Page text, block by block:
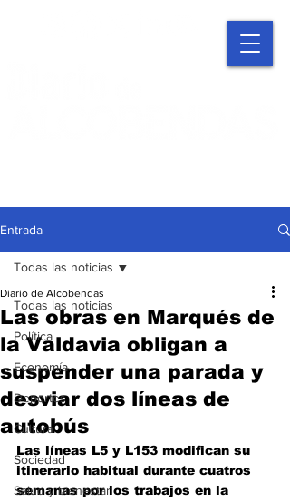
Entrada
Todas las noticias
Política
Economía
Deportes
Cultura
Sociedad
Salud y bienestar
Todas las noticias
Las obras en Marqués de
la Valdavia obligan a
suspender una parada y
desviar dos líneas de
autobús
Diario de Alcobendas
Las líneas L5 y L153 modifican su
itinerario habitual durante cuatros
semanas por los trabajos en la